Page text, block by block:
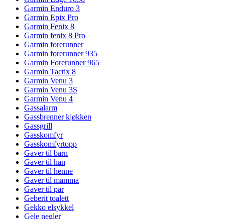
Garmin Enduro 3
Garmin Epix Pro
Garmin Fenix 8
Garmin fenix 8 Pro
Garmin forerunner
Garmin forerunner 935
Garmin Forerunner 965
Garmin Tactix 8
Garmin Venu 3
Garmin Venu 3S
Garmin Venu 4
Gassalarm
Gassbrenner kjøkken
Gassgrill
Gasskomfyr
Gasskomfyrtopp
Gaver til barn
Gaver til han
Gaver til henne
Gaver til mamma
Gaver til par
Geberit toalett
Gekko elsykkel
Gele negler